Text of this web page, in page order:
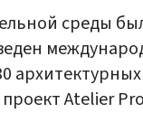
среды
архитектурных
Atelier